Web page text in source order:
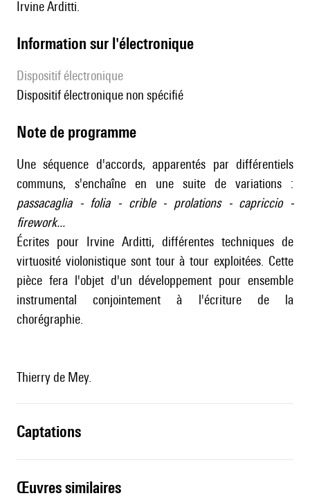
Irvine Arditti.
Information sur l'électronique
Dispositif électronique
dispositif électronique non spécifié
Note de programme
Une séquence d'accords, apparentés par différentiels
communs, s'enchaîne en une suite de variations :
passacaglia - folia - crible - prolations - capriccio -
firework...
Écrites pour Irvine Arditti, différentes techniques de
virtuosité violonistique sont tour à tour exploitées. Cette
pièce fera l'objet d'un développement pour ensemble
instrumental conjointement à l'écriture de la
chorégraphie.
Thierry de Mey.
captations
œuvres similaires